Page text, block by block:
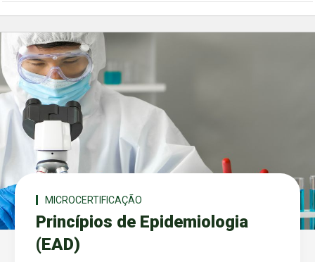
MICROCERTIFICAÇÃO
Princípios de Epidemiologia
(EAD)